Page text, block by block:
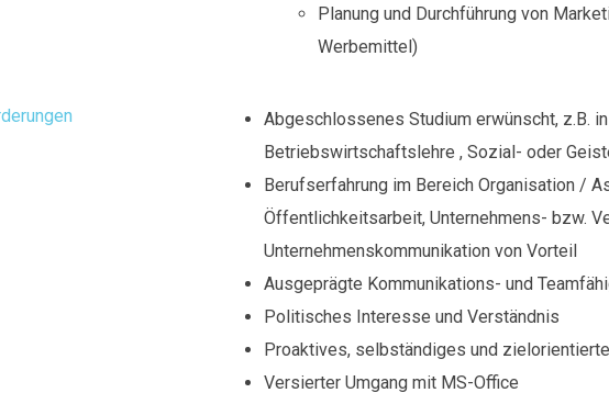
Planung und Durchführung von
Werbemittel)
Abgeschlossenes Studium erwünscht, z.B.
Betriebswirtschaftslehre , Sozial- oder
Berufserfahrung im Bereich Organisation /
Öffentlichkeitsarbeit, Unternehmens- bzw.
Unternehmenskommunikation von Vorteil
Ausgeprägte Kommunikations- und
Politisches Interesse und Verständnis
Proaktives, selbständiges und
Versierter Umgang mit MS-Office